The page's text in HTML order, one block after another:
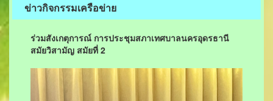
ข่าวกิจกรรมเครือข่าย
ร่วมสังเกตุการณ์ การประชุมสภาเทศบาลนครอุดรธานี
สมัยวิสามัญ สมัยที่ 2